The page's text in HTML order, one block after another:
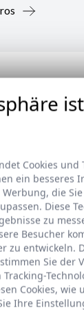
Cookies und
ein besseres
die
Diese
zu
Besucher
zu entwickeln.
Sie der
Cookies, wie
Ihre